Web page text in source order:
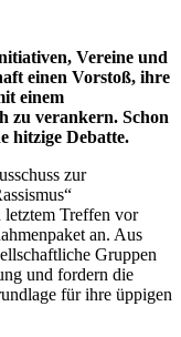
Vereine und
einen Vorstoß, ihre
einem
zu verankern. Schon
hitzige Debatte.
zur
letztem Treffen vor
an. Aus
Gruppen
und fordern die
für ihre üppigen